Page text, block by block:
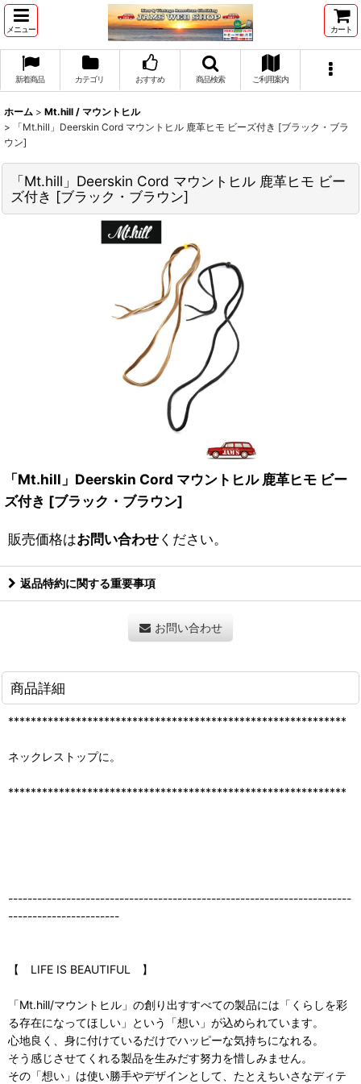
メニュー カート
新着商品 カテゴリ おすすめ 商品検索 ご利用案内
ホーム > Mt.hill / マウントヒル
>
「Mt.hill」Deerskin Cord マウントヒル 鹿革ヒモ ビーズ付き [ブラック・ブラ
ウン]
「Mt.hill」Deerskin Cord マウントヒル 鹿革ヒモ ビー
ズ付き [ブラック・ブラウン]
「Mt.hill」Deerskin Cord マウントヒル 鹿革ヒモ ビー
ズ付き [ブラック・ブラウン]
販売価格はお問い合わせください。
返品特約に関する重要事項
お問い合わせ
商品詳細
************************************************************
ネックレストップに。
************************************************************
-----------------------------------------------------------------------
-----------------------
【 LIFE IS BEAUTIFUL 】
「Mt.hill/マウントヒル」の創り出すすべての製品には「くらしを彩
る存在になってほしい」という「想い」が込められています。
心地良く、身に付けているだけでハッピーな気持ちになれる。
そう感じさせてくれる製品を生みだす努力を惜しみません。
その「想い」は使い勝手やデザインとして、たとえちいさなディテ